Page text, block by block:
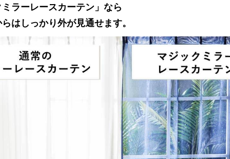
ラーレースカーテン」なら
はしっかり外が見通せます。